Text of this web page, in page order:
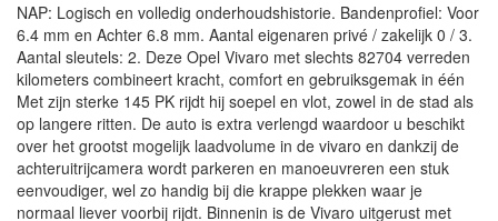
NAP: Logisch en volledig onderhoudshistorie. Bandenprofiel: Voor
6.4 mm en Achter 6.8 mm. Aantal eigenaren privé / zakelijk 0 / 3.
Aantal sleutels: 2. Deze Opel Vivaro met slechts 82704 verreden
kilometers combineert kracht, comfort en gebruiksgemak in één
Met zijn sterke 145 PK rijdt hij soepel en vlot, zowel in de stad als
op langere ritten. De auto is extra verlengd waardoor u beschikt
over het grootst mogelijk laadvolume in de vivaro en dankzij de
achteruitrijcamera wordt parkeren en manoeuvreren een stuk
eenvoudiger, wel zo handig bij die krappe plekken waar je
normaal liever voorbij rijdt. Binnenin is de Vivaro uitgerust met